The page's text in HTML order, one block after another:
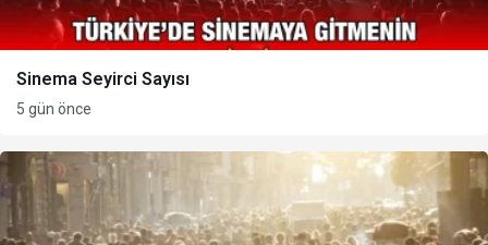
Sinema Seyirci Sayısı
5 gün önce